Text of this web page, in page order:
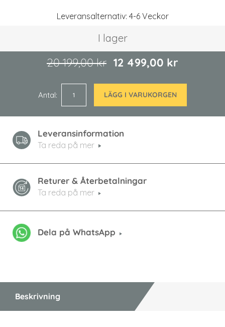
Leveransalternativ: 4-6 Veckor
I lager
12 499,00 kr
20 199,00 kr
Antal LÄGG I VARUKORGEN
Leveransinformation
Ta reda på mer
Returer & Återbetalningar
Ta reda på mer
Dela på WhatsApp
Beskrivning